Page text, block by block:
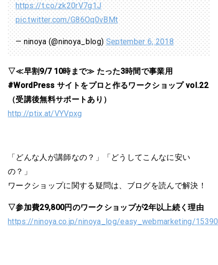
https://t.co/zk20rV7g1J
pic.twitter.com/G86Oq0vBMt
— ninoya (@ninoya_blog)September 6, 2018
▽≪早割9/7 10時まで≫ たった3時間で事業用
#WordPress サイトをプロと作るワークショップ vol.22
（受講後無料サポートあり）
http://ptix.at/VYVpxg
「どんな人が講師なの？」「どうしてこんなに安い
の？」
ワークショップに関する疑問は、ブログを読んで解決！
▽参加費29,800円のワークショップが2年以上続く理由
https://ninoya.co.jp/ninoya_log/easy_webmarketing/15390